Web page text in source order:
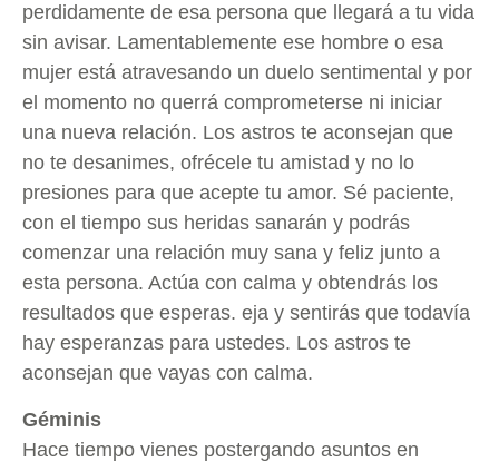
perdidamente de esa persona que llegará a tu vida
sin avisar. Lamentablemente ese hombre o esa
mujer está atravesando un duelo sentimental y por
el momento no querrá comprometerse ni iniciar
una nueva relación. Los astros te aconsejan que
no te desanimes, ofrécele tu amistad y no lo
presiones para que acepte tu amor. Sé paciente,
con el tiempo sus heridas sanarán y podrás
comenzar una relación muy sana y feliz junto a
esta persona. Actúa con calma y obtendrás los
resultados que esperas. eja y sentirás que todavía
hay esperanzas para ustedes. Los astros te
aconsejan que vayas con calma.
Géminis
Hace tiempo vienes postergando asuntos en